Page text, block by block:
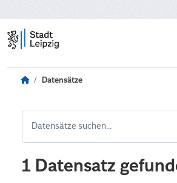
Datensätze
1 Datensatz